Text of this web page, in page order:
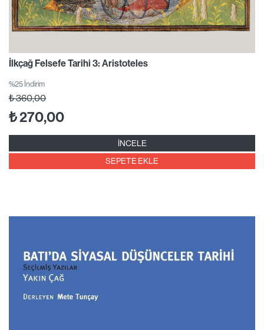
İlkçağ Felsefe Tarihi 3: Aristoteles
%25 İndirim
₺360,00
₺270,00
İNCELE
SEPETE EKLE